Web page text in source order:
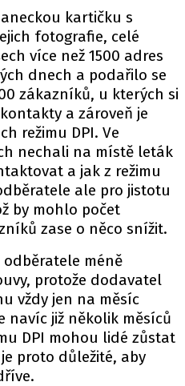
kartičku s
fotografie, celé
více než 1500 adres
dnech a podařilo se
zákazníků, u kterých si
a zároveň je
režimu DPI. Ve
nechali na místě leták
a jak z režimu
ale pro jistotu
by mohlo počet
zase o něco snížit.
odběratele méně
protože dodavatel
vždy jen na měsíc
navíc již několik měsíců
DPI mohou lidé zůstat
proto důležité, aby